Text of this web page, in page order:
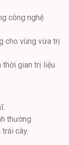
công nghệ
cho vùng vừa trị
thời gian trị liệu
thường
cây.